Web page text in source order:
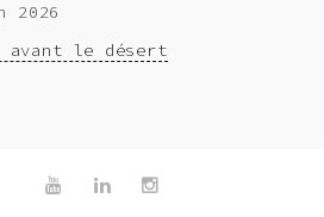
avant le désert